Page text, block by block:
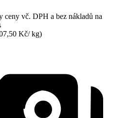
vč. DPH a bez nákladů na
Kč/ kg)